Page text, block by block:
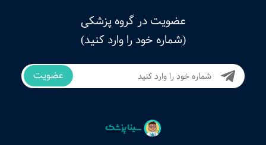
عضویت در گروه پزشکی
(شماره خود را وارد کنید)
عضویت